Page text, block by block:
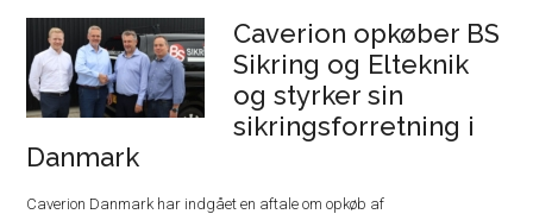
Caverion opkøber BS
Sikring og Elteknik
og styrker sin
sikringsforretning i
Danmark
Caverion Danmark har indgået en aftale om opkøb af